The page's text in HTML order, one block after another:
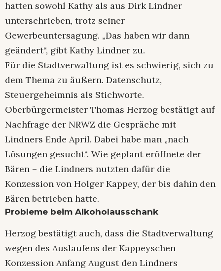
hatten sowohl Kathy als aus Dirk Lindner
unterschrieben, trotz seiner
Gewerbeuntersagung. „Das haben wir dann
geändert“, gibt Kathy Lindner zu.
Für die Stadtverwaltung ist es schwierig, sich zu
dem Thema zu äußern. Datenschutz,
Steuergeheimnis als Stichworte.
Oberbürgermeister Thomas Herzog bestätigt auf
Nachfrage der NRWZ die Gespräche mit
Lindners Ende April. Dabei habe man „nach
Lösungen gesucht“. Wie geplant eröffnete der
Bären – die Lindners nutzten dafür die
Konzession von Holger Kappey, der bis dahin den
Bären betrieben hatte.
Probleme beim Alkoholausschank
Herzog bestätigt auch, dass die Stadtverwaltung
wegen des Auslaufens der Kappeyschen
Konzession Anfang August den Lindners